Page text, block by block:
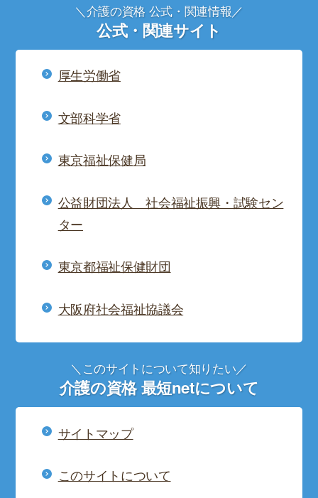
＼介護の資格 公式・関連情報／
公式・関連サイト
厚生労働省
文部科学省
東京福祉保健局
公益財団法人 社会福祉振興・試験セン
ター
東京都福祉保健財団
大阪府社会福祉協議会
＼このサイトについて知りたい／
介護の資格 最短netについて
サイトマップ
このサイトについて